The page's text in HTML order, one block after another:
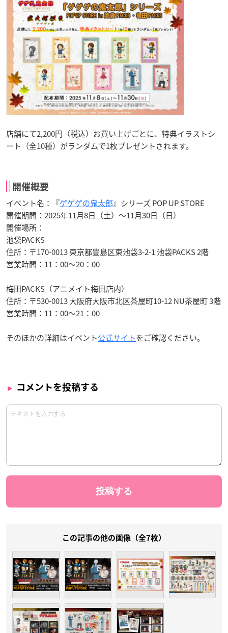
店舗にて2,200円（税込）お買い上げごとに、特典イラストシ
ート（全10種）がランダムで1枚プレゼントされます。
開催概要
イベント名：『ゲゲゲの鬼太郎』シリーズ POP UP STORE
開催期間：2025年11月8日（土）〜11月30日（日）
開催場所：
池袋PACKS
住所：〒170-0013 東京都豊島区東池袋3-2-1 池袋PACKS 2階
営業時間：11：00〜20：00
梅田PACKS（アニメイト梅田店内）
住所：〒530-0013 大阪府大阪市北区茶屋町10-12 NU茶屋町 3階
営業時間：11：00〜21：00
そのほかの詳細はイベント公式サイトをご確認ください。
コメントを投稿する
この記事の他の画像（全7枚）